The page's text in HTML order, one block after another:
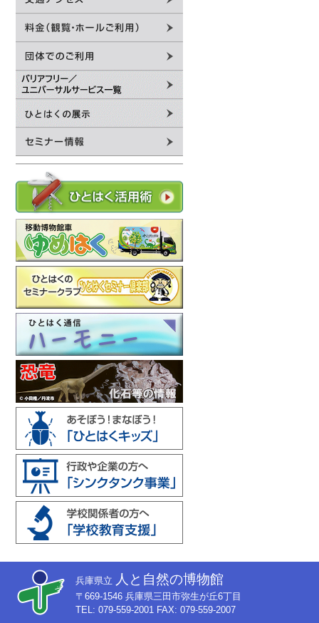
兵庫県立 人と自然の博物館
〒669-1546 兵庫県三田市弥生が丘6丁目
TEL: 079-559-2001 FAX: 079-559-2007